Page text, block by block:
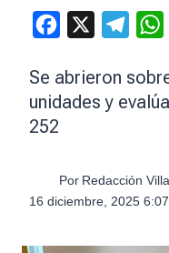
Facebook
Se abrieron
unidades y
252
Por Redacción
16 diciembre, 2025